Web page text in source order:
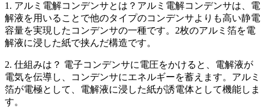
1. アルミ電解コンデンサとは？アルミ電解コンデンサは、電
解液を用いることで他のタイプのコンデンサよりも高い静電
容量を実現したコンデンサの一種です。2枚のアルミ箔を電
解液に浸した紙で挟んだ構造です。
2. 仕組みは？ 電子コンデンサに電圧をかけると、電解液が
電気を伝導し、コンデンサにエネルギーを蓄えます。アルミ
箔が電極として、電解液に浸した紙が誘電体として機能しま
す。